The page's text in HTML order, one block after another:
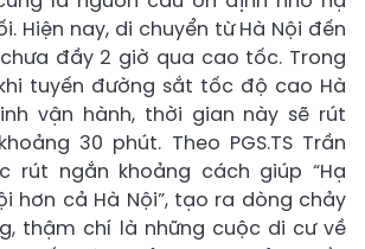
Hiện nay, di chuyển từ Hà Nội đến
đầy 2 giờ qua cao tốc. Trong
tuyến đường sắt tốc độ cao Hà
vận hành, thời gian này sẽ rút
30 phút. Theo PGS.TS Trần
rút ngắn khoảng cách giúp “Hạ
hơn cả Hà Nội”, tạo ra dòng chảy
thậm chí là những cuộc di cư về